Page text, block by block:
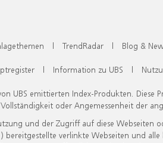
| TrendRadar | Blog &
| Information zu UBS |
UBS emittierten Index-Produkten.
oder Angemessenheit der
und der Zugriff auf diese Webseiten
verlinkte Webseiten und